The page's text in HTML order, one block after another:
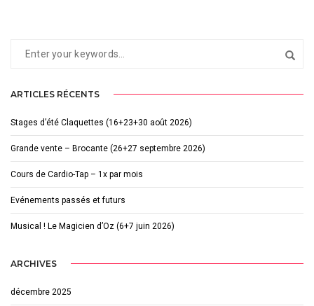
ARTICLES RÉCENTS
Stages d’été Claquettes (16+23+30 août 2026)
Grande vente – Brocante (26+27 septembre 2026)
Cours de Cardio-Tap – 1x par mois
Evénements passés et futurs
Musical ! Le Magicien d’Oz (6+7 juin 2026)
ARCHIVES
décembre 2025